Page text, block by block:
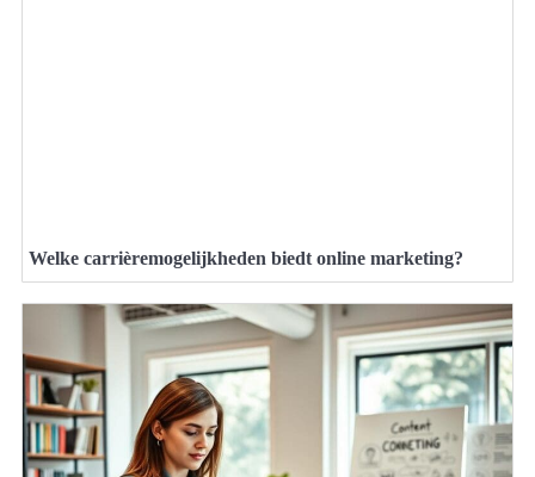
Welke carrièremogelijkheden biedt online marketing?